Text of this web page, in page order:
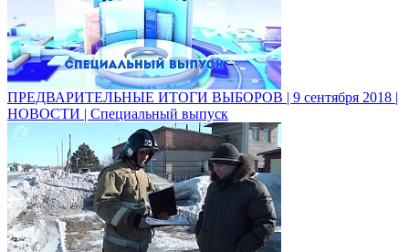
ПРЕДВАРИТЕЛЬНЫЕ ИТОГИ ВЫБОРОВ | 9 сентября 2018 |
НОВОСТИ | Специальный выпуск